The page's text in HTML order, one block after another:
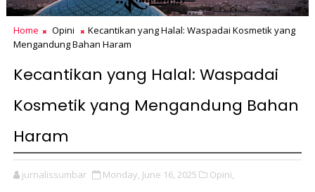
Home Opini
Kecantikan yang Halal: Waspadai Kosmetik yang
Mengandung Bahan Haram
Kecantikan yang Halal: Waspadai
Kosmetik yang Mengandung Bahan
Haram
jurnalissumbar Monday, June 16, 2025 Opini,